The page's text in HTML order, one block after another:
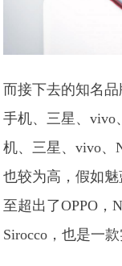
而接下去的知名
手机、三星、vivo
机、三星、vivo、
也较为高，假如
至超出了OPPO，
Sirocco，也是一